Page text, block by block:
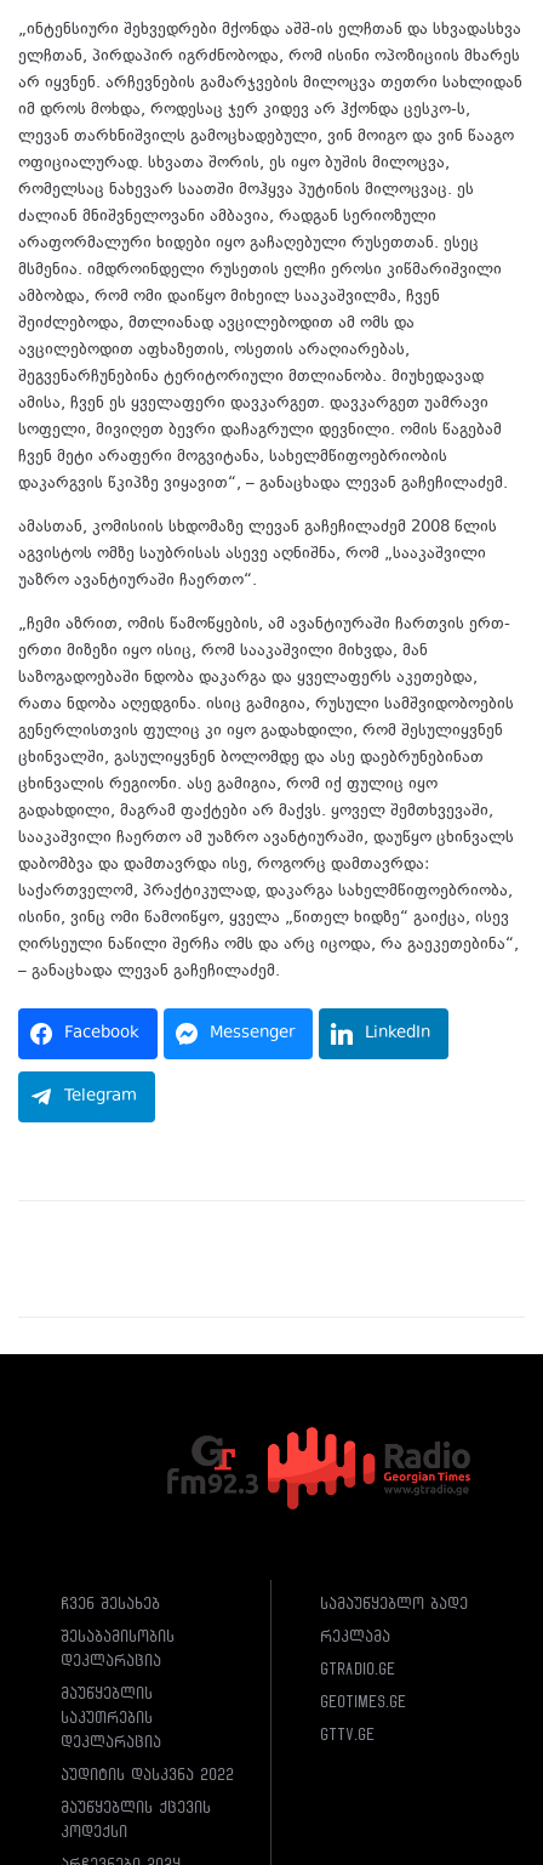
„ინტენსიური შეხვედრები მქონდა აშშ-ის ელჩთან და სხვადასხვა
ელჩთან, პირდაპირ იგრძნობოდა, რომ ისინი ოპოზიციის მხარეს
არ იყვნენ. არჩევნების გამარჯვების მილოცვა თეთრი სახლიდან
იმ დროს მოხდა, როდესაც ჯერ კიდევ არ ჰქონდა ცესკო-ს,
ლევან თარხნიშვილს გამოცხადებული, ვინ მოიგო და ვინ წააგო
ოფიციალურად. სხვათა შორის, ეს იყო ბუშის მილოცვა,
რომელსაც ნახევარ საათში მოჰყვა პუტინის მილოცვაც. ეს
ძალიან მნიშვნელოვანი ამბავია, რადგან სერიოზული
არაფორმალური ხიდები იყო გაჩაღებული რუსეთთან. ესეც
მსმენია. იმდროინდელი რუსეთის ელჩი ეროსი კიწმარიშვილი
ამბობდა, რომ ომი დაიწყო მიხეილ სააკაშვილმა, ჩვენ
შეიძლებოდა, მთლიანად ავცილებოდით ამ ომს და
ავცილებოდით აფხაზეთის, ოსეთის არაღიარებას,
შეგვენარჩუნებინა ტერიტორიული მთლიანობა. მიუხედავად
ამისა, ჩვენ ეს ყველაფერი დავკარგეთ. დავკარგეთ უამრავი
სოფელი, მივიღეთ ბევრი დაჩაგრული დევნილი. ომის წაგებამ
ჩვენ მეტი არაფერი მოგვიტანა, სახელმწიფოებრიობის
დაკარგვის წკიპზე ვიყავით“, – განაცხადა ლევან გაჩეჩილაძემ.
ამასთან, კომისიის სხდომაზე ლევან გაჩეჩილაძემ 2008 წლის
აგვისტოს ომზე საუბრისას ასევე აღნიშნა, რომ „სააკაშვილი
უაზრო ავანტიურაში ჩაერთო“.
„ჩემი აზრით, ომის წამოწყების, ამ ავანტიურაში ჩართვის ერთ-
ერთი მიზეზი იყო ისიც, რომ სააკაშვილი მიხვდა, მან
საზოგადოებაში ნდობა დაკარგა და ყველაფერს აკეთებდა,
რათა ნდობა აღედგინა. ისიც გამიგია, რუსული სამშვიდობოების
გენერლისთვის ფულიც კი იყო გადახდილი, რომ შესულიყვნენ
ცხინვალში, გასულიყვნენ ბოლომდე და ასე დაებრუნებინათ
ცხინვალის რეგიონი. ასე გამიგია, რომ იქ ფულიც იყო
გადახდილი, მაგრამ ფაქტები არ მაქვს. ყოველ შემთხვევაში,
სააკაშვილი ჩაერთო ამ უაზრო ავანტიურაში, დაუწყო ცხინვალს
დაბომბვა და დამთავრდა ისე, როგორც დამთავრდა:
საქართველომ, პრაქტიკულად, დაკარგა სახელმწიფოებრიობა,
ისინი, ვინც ომი წამოიწყო, ყველა „წითელ ხიდზე“ გაიქცა, ისევ
ღირსეული ნაწილი შერჩა ომს და არც იცოდა, რა გაეკეთებინა“,
– განაცხადა ლევან გაჩეჩილაძემ.
Facebook Messenger LinkedIn
Telegram
ჩვენ შესახებ
შესაბამისობის
დეკლარაცია
მაუწყებლის
საკუთრების
დეკლარაცია
აუდიტის დასკვნა 2022
მაუწყებლის ქცევის
კოდექსი
სამაუწყებლო ბადე
რეკლამა
gtradio.ge
geotimes.ge
gttv.ge